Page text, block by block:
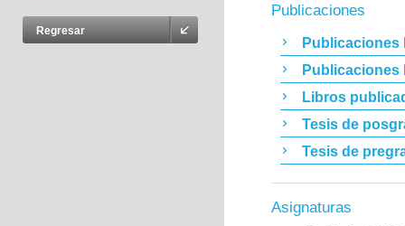
Regresar
Publicaciones
Publicaciones
Publicaciones
Libros
Tesis de
Tesis de
Asignaturas